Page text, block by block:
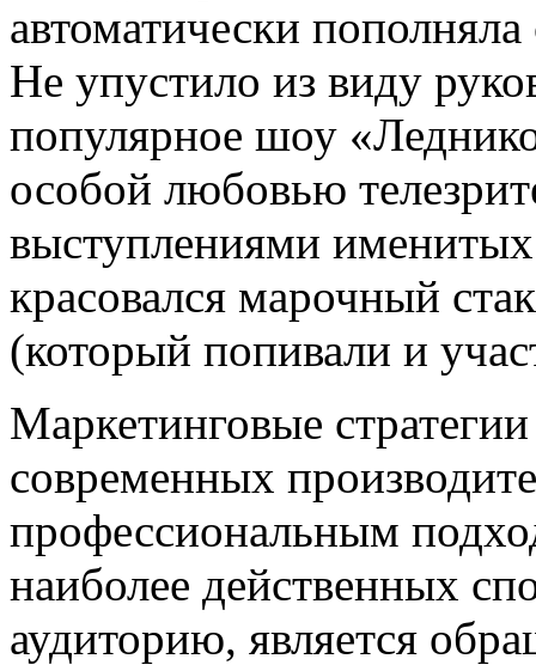
автоматически
Не упустило из виду
популярное шоу
особой любовью
выступлениями
красовался марочный
(который попивали и
Маркетинговые
современных
профессиональным
наиболее действенных
аудиторию, является